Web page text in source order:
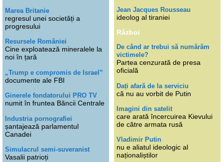
Marea Britanie
regresul unei societăți a
progresului
Resursele României
Cine exploatează mineralele la
noi în țară
„Trump e compromis de Israel”
documente ale FBI
Ginerele fondatorului PRO TV
numit în fruntea Băncii Centrale
Industria pornografiei
șantajează parlamentul
Canadei
Simulacrul semi-suveranist
Vasalii patrioți
Jean Jacques Rousseau
ideolog al tiraniei
Război
De când ar trebui să numărăm
victimele?
Partea cenzurată de presa
oficială
Dați afară de la serviciu
că nu au vorbit de Putin
Imagini din satelit
care arată încercuirea Kievului
de către armata rusă
Vladimir Putin
nu e aliatul ideologic al
naționaliștilor